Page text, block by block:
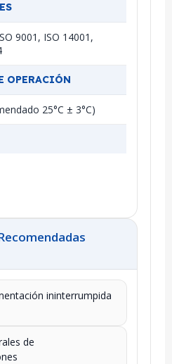
9001, ISO 14001,
OPERACIÓN
25°C ± 3°C)
ininterrumpida
de